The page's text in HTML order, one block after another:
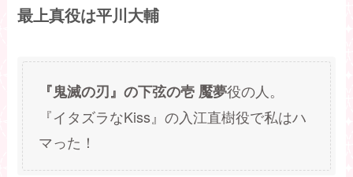
最上真役は平川大輔
『鬼滅の刃』の下弦の壱 魘夢役の人。
『イタズラなKiss』の入江直樹役で私はハ
マった！